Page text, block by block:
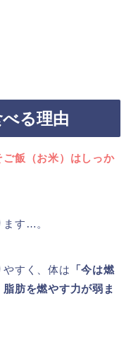
る理由
ご飯（お米）はしっか
ます…。
すく、体は
「今は燃
肪を燃やす力が弱ま